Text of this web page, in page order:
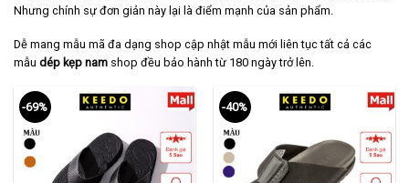
Nhưng chính sự đơn giản này lại là điểm mạnh của sản phẩm.
Dễ mang mẫu mã đa dạng shop cập nhật mẫu mới liên tục tất cả các
mẫu dép kẹp nam shop đều bảo hành từ 180 ngày trở lên.
-69% -40%